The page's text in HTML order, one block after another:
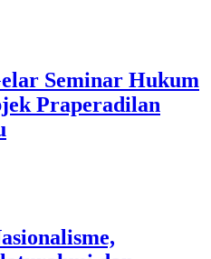
Seminar Hukum
Praperadilan